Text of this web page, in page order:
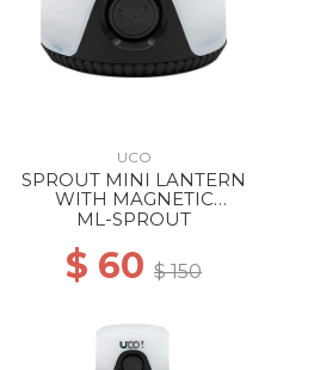
UCO
SPROUT MINI LANTERN
WITH MAGNETIC
LANYARD BLACK
ML-SPROUT
$ 60 $ 150